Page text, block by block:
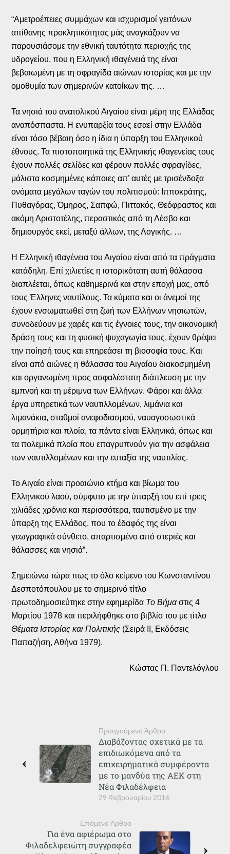
“Αμετροέπειες συμμάχων και ισχυρισμοί γειτόνων
απίθανης προκλητικότητας μάς αναγκάζουν να
παρουσιάσομε την εθνική ταυτότητα περιοχής της
υδρογείου, που η Ελληνική ιθαγένειά της είναι
βεβαιωμένη με τη σφραγίδα αιώνων ιστορίας και με την
ομοθυμία των σημερινών κατοίκων της. …
Τα νησιά του ανατολικού Αιγαίου είναι μέρη της Ελλάδας
αναπόσπαστα. Η ενυπαρξία τους εσαεί στην Ελλάδα
είναι τόσο βέβαιη όσο η ίδια η ύπαρξη του Ελληνικού
έθνους. Τα πιστοποιητικά της Ελληνικής ιθαγενείας τους
έχουν πολλές σελίδες και φέρουν πολλές σφραγίδες,
μάλιστα κοσμημένες κάποιες απ’ αυτές με τρισένδοξα
ονόματα μεγάλων ταγών του πολιτισμού: Ιπποκράτης,
Πυθαγόρας, Όμηρος, Σαπφώ, Πιττακός, Θεόφραστος και
ακόμη Αριστοτέλης, περαστικός από τη Λέσβο και
δημιουργός εκεί, μεταξύ άλλων, της Λογικής. …
Η Ελληνική ιθαγένεια του Αιγαίου είναι από τα πράγματα
κατάδηλη. Επί χιλιετίες η ιστορικότατη αυτή θάλασσα
διαπλέεται, όπως καθημερινά και στην εποχή μας, από
τους Έλληνες ναυτίλους. Τα κύματα και οι άνεμοί της
έχουν ενσωματωθεί στη ζωή των Ελλήνων νησιωτών,
συνοδεύουν με χαρές και τις έγνοιες τους, την οικονομική
δράση τους και τη φυσική ψυχαγωγία τους, έχουν θρέψει
την ποίησή τους και επηρεάσει τη βιοσοφία τους. Και
είναι από αιώνες η θάλασσα του Αιγαίου διακοσμημένη
και οργανωμένη προς ασφαλέστατη διάπλευση με την
εμπνοή και τη μέριμνα των Ελλήνων. Φάροι και άλλα
έργα υπηρετικά των ναυτιλλομένων, λιμάνια και
λιμανάκια, σταθμοί ανεφοδιασμού, ναυαγοσωστικά
ορμητήρια και πλοία, τα πάντα είναι Ελληνικά, όπως και
τα πολεμικά πλοία που επαγρυπνούν για την ασφάλεια
των ναυτιλλομένων και την ευταξία της ναυτιλίας.
Το Αιγαίο είναι προαιώνιο κτήμα και βίωμα του
Ελληνικού λαού, σύμφυτο με την ύπαρξή του επί τρεις
χιλιάδες χρόνια και περισσότερα, ταυτισμένο με την
ύπαρξη της Ελλάδος, που το έδαφός της είναι
γεωγραφικά σύνθετο, απαρτισμένο από στεριές και
θάλασσες και νησιά”.
Σημειώνω τώρα πως το όλο κείμενο του Κωνσταντίνου
Δεσποτόπουλου με το σημερινό τίτλο
πρωτοδημοσιεύτηκε στην εφημερίδα Το Βήμαστις 4
Μαρτίου 1978 και περιλήφθηκε στο βιβλίο του με τίτλο
Θέματα Ιστορίας και Πολιτικής (Σειρά ΙΙ, Εκδόσεις
Παπαζήση, Αθήνα 1979).
Κώστας Π. Παντελόγλου
Προηγούμενο Άρθρο
29 Φεβρουαρίου 2016
Διαβάζοντας σχετικά με τα
επιδιωκόμενα από τα
επιχειρηματικά συμφέροντα
με το μανδύα της ΑΕΚ στη
Νέα Φιλαδέλφεια
Επόμενο Άρθρο
Για ένα αφιέρωμα στο
Φιλαδελφειώτη συγγραφέα